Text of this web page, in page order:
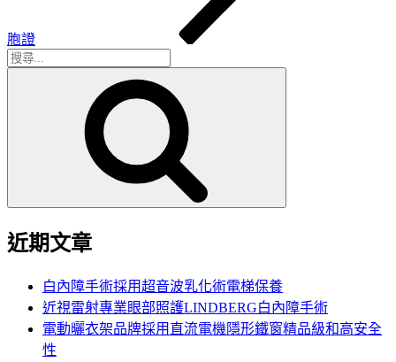
胞證
搜
近期文章
白內障手術採用超音波乳化術電梯保養
近視雷射專業眼部照護LINDBERG白內障手術
電動曬衣架品牌採用直流電機隱形鐵窗精品級和高安全
性